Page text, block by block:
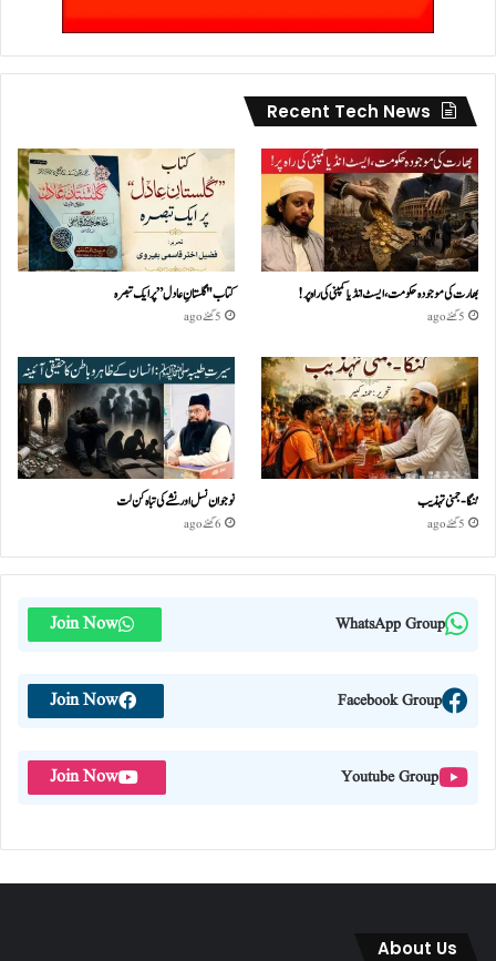
Recent Tech News
بھارت کی موجودہ حکومت،ایسٹ انڈیا کمپنی کی راہ پر!
5 گھنٹے ago
کتاب "گلستانِ عادل” پر ایک تبصرہ
5 گھنٹے ago
گنگا-جمنی تہذیب
5 گھنٹے ago
نوجوان نسل اور نشے کی تباہ کن لت
6 گھنٹے ago
WhatsApp Group
Join Now
Facebook Group
Join Now
Youtube Group
Join Now
About Us